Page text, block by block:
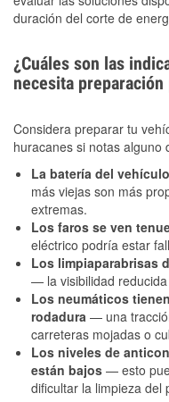
duración del corte de
¿Cuáles son las
necesita
Considera preparar tu
huracanes si notas alguno
La batería del
más viejas son más
extremas.
Los faros se ven
eléctrico podría estar
Los limpiaparabrisas
— la visibilidad
Los neumáticos
rodadura — una
carreteras mojadas o
Los niveles de
están bajos — esto
dificultar la limpieza del